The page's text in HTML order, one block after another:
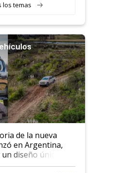
los temas
de la nueva
en Argentina,
diseño único: a